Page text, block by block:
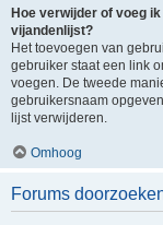
Hoe verwijder of voeg
vijandenlijst?
Het toevoegen van
gebruiker staat een link
voegen. De tweede
gebruikersnaam
lijst verwijderen.
Omhoog
Forums